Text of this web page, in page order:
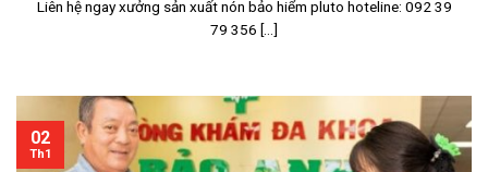
Liên hệ ngay xưởng sản xuất nón bảo hiểm pluto hoteline: 092 39
79 356 [...]
02
Th1